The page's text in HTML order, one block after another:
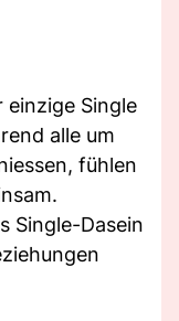
Single
alle um
fühlen
Single-Dasein